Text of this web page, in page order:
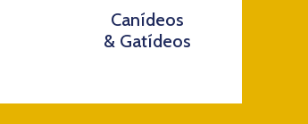
Canídeos
& Gatídeos